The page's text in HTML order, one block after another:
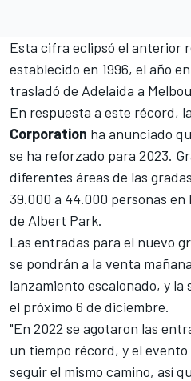
Esta cifra eclipsó el anterior
establecido en 1996, el año
trasladó de Adelaida a
En respuesta a este récord, la
Corporation ha anunciado
se ha reforzado para 2023.
diferentes áreas de las
39.000 a 44.000 personas
de Albert Park.
Las entradas para el nuevo
se pondrán a la venta
lanzamiento escalonado, y la
el próximo 6 de diciembre.
"En 2022 se agotaron las
un tiempo récord, y el
seguir el mismo camino, así